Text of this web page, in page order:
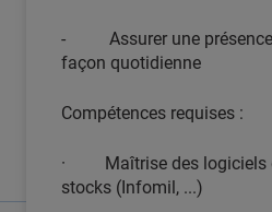
- Assurer une présence
façon quotidienne
Compétences requises :
· Maîtrise des logiciels
stocks (Infomil, ...)